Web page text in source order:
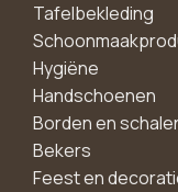
Tafelbekleding
Hygiëne
Handschoenen
Borden en
Bekers
Feest en